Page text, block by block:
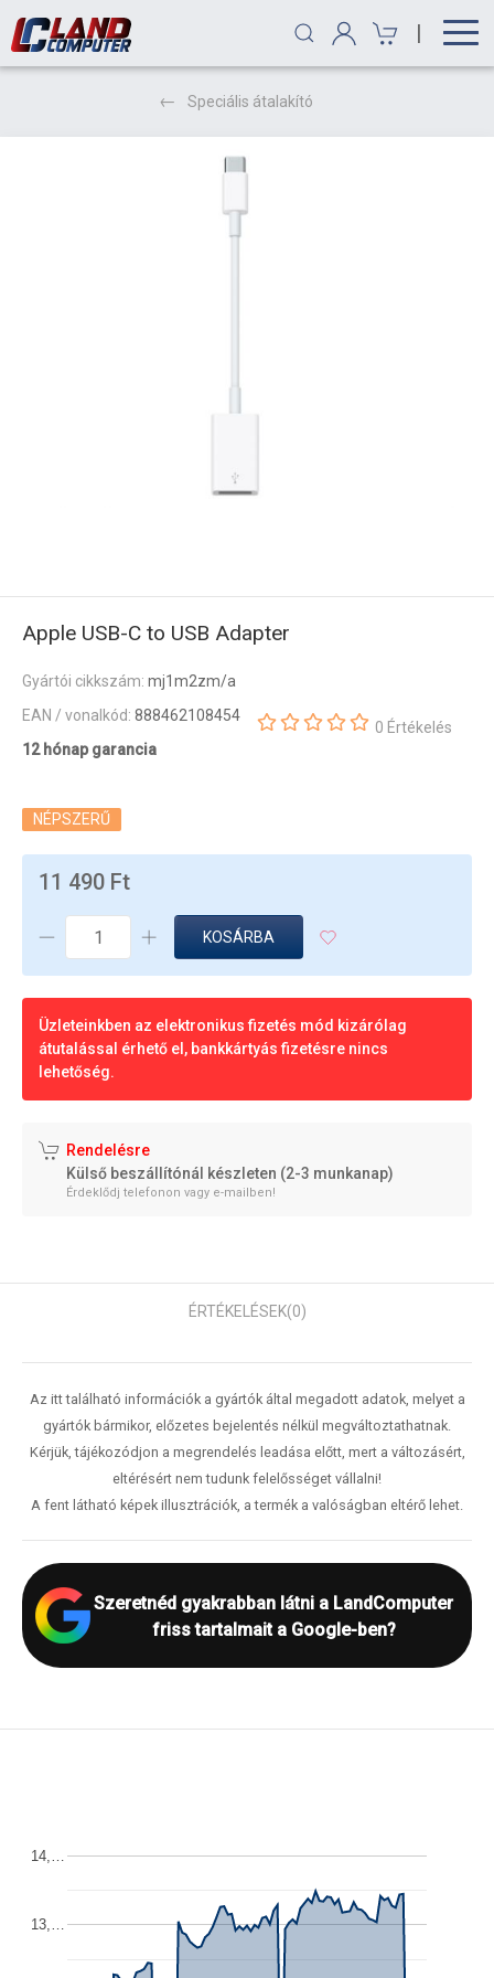
|
Speciális átalakító
Apple USB-C to USB Adapter
Gyártói cikkszám: mj1m2zm/a
EAN / vonalkód: 888462108454
12 hónap garancia
0 Értékelés
NÉPSZERŰ
11 490 Ft
KOSÁRBA
Üzleteinkben az elektronikus fizetés mód kizárólag
átutalással érhető el, bankkártyás fizetésre nincs
lehetőség.
Rendelésre
Külső beszállítónál készleten (2-3 munkanap)
Érdeklődj telefonon vagy e-mailben!
ÉRTÉKELÉSEK(0)
Az itt található információk a gyártók által megadott adatok, melyet a
gyártók bármikor, előzetes bejelentés nélkül megváltoztathatnak.
Kérjük, tájékozódjon a megrendelés leadása előtt, mert a változásért,
eltérésért nem tudunk felelősséget vállalni!
A fent látható képek illusztrációk, a termék a valóságban eltérő lehet.
Szeretnéd gyakrabban látni a LandComputer
friss tartalmait a Google-ben?
13,…
14,…